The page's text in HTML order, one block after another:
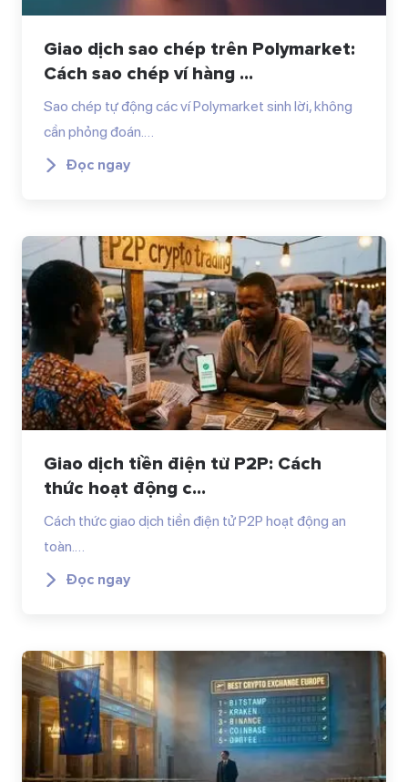
Giao dịch sao chép trên Polymarket:
Cách sao chép ví hàng ...
Sao chép tự động các ví Polymarket sinh lời, không
cần phỏng đoán.…
Đọc ngay
Giao dịch tiền điện tử P2P: Cách
thức hoạt động c...
Cách thức giao dịch tiền điện tử P2P hoạt động an
toàn.…
Đọc ngay